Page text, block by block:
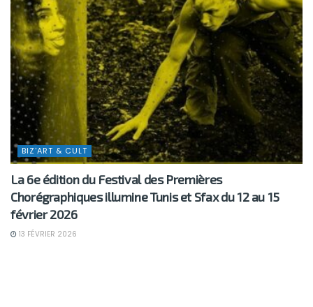
BIZ'ART & CULT
La 6e édition du Festival des Premières
Chorégraphiques illumine Tunis et Sfax du 12 au 15
février 2026
13 FÉVRIER 2026